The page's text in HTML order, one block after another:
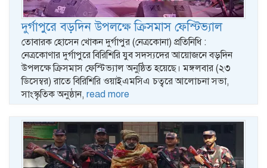
দুর্গাপুরে বড়দিন উপলক্ষে ক্রিসমাস ফেস্টিভ্যাল
তোবারক হোসেন খোকন দুর্গাপুর (নেত্রকোনা) প্রতিনিধি :
নেত্রকোণার দুর্গাপুরে বিরিশিরি যুব সদস্যদের আয়োজনে বড়দিন
উপলক্ষে ক্রিসমাস ফেস্টিভ্যাল অনুষ্ঠিত হয়েছে। মঙ্গলবার (২৩
ডিসেম্বর) রাতে বিরিশিরি ওয়াইএমসিএ চত্বরে আলোচনা সভা,
সাংস্কৃতিক অনুষ্ঠান, read more